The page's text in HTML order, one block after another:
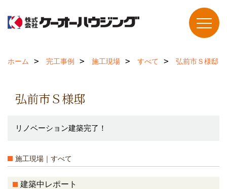
ホーム 完工事例 施工現場 すべて 弘前市Ｓ様邸
弘前市Ｓ様邸
リノベーション建築完了！
施工現場｜すべて
建築中レポート